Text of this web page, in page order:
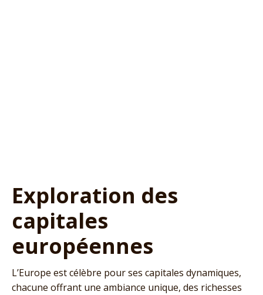
Exploration des
capitales
européennes
L’Europe est célèbre pour ses capitales dynamiques,
chacune offrant une ambiance unique, des richesses